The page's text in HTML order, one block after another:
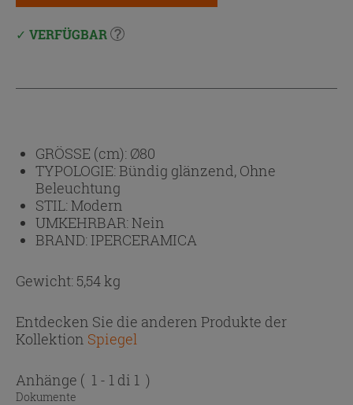
VERFÜGBAR
GRÖSSE (cm): Ø80
TYPOLOGIE:Bündig glänzend, Ohne
Beleuchtung
STIL:Modern
UMKEHRBAR:Nein
BRAND: IPERCERAMICA
Gewicht: 5,54 kg
Entdecken Sie die anderen Produkte der
Kollektion Spiegel
Anhänge ( 1 - 1 di 1 )
Dokumente